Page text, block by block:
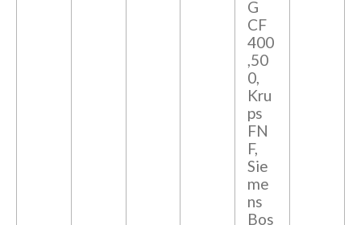
G
CF
400
,50
0,
Kru
ps
FN
F,
Sie
me
ns
Bos